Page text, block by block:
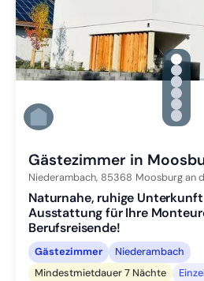
Zu
Zu
Zu
Zu
Zu
Zu
Gästezimmer in
Niederambach, 85368 Moosburg an
Naturnahe, ruhige
Ausstattung für Ihre
Berufsreisende!
Gästezimmer
Niederambach
Mindestmietdauer 7 Nächte